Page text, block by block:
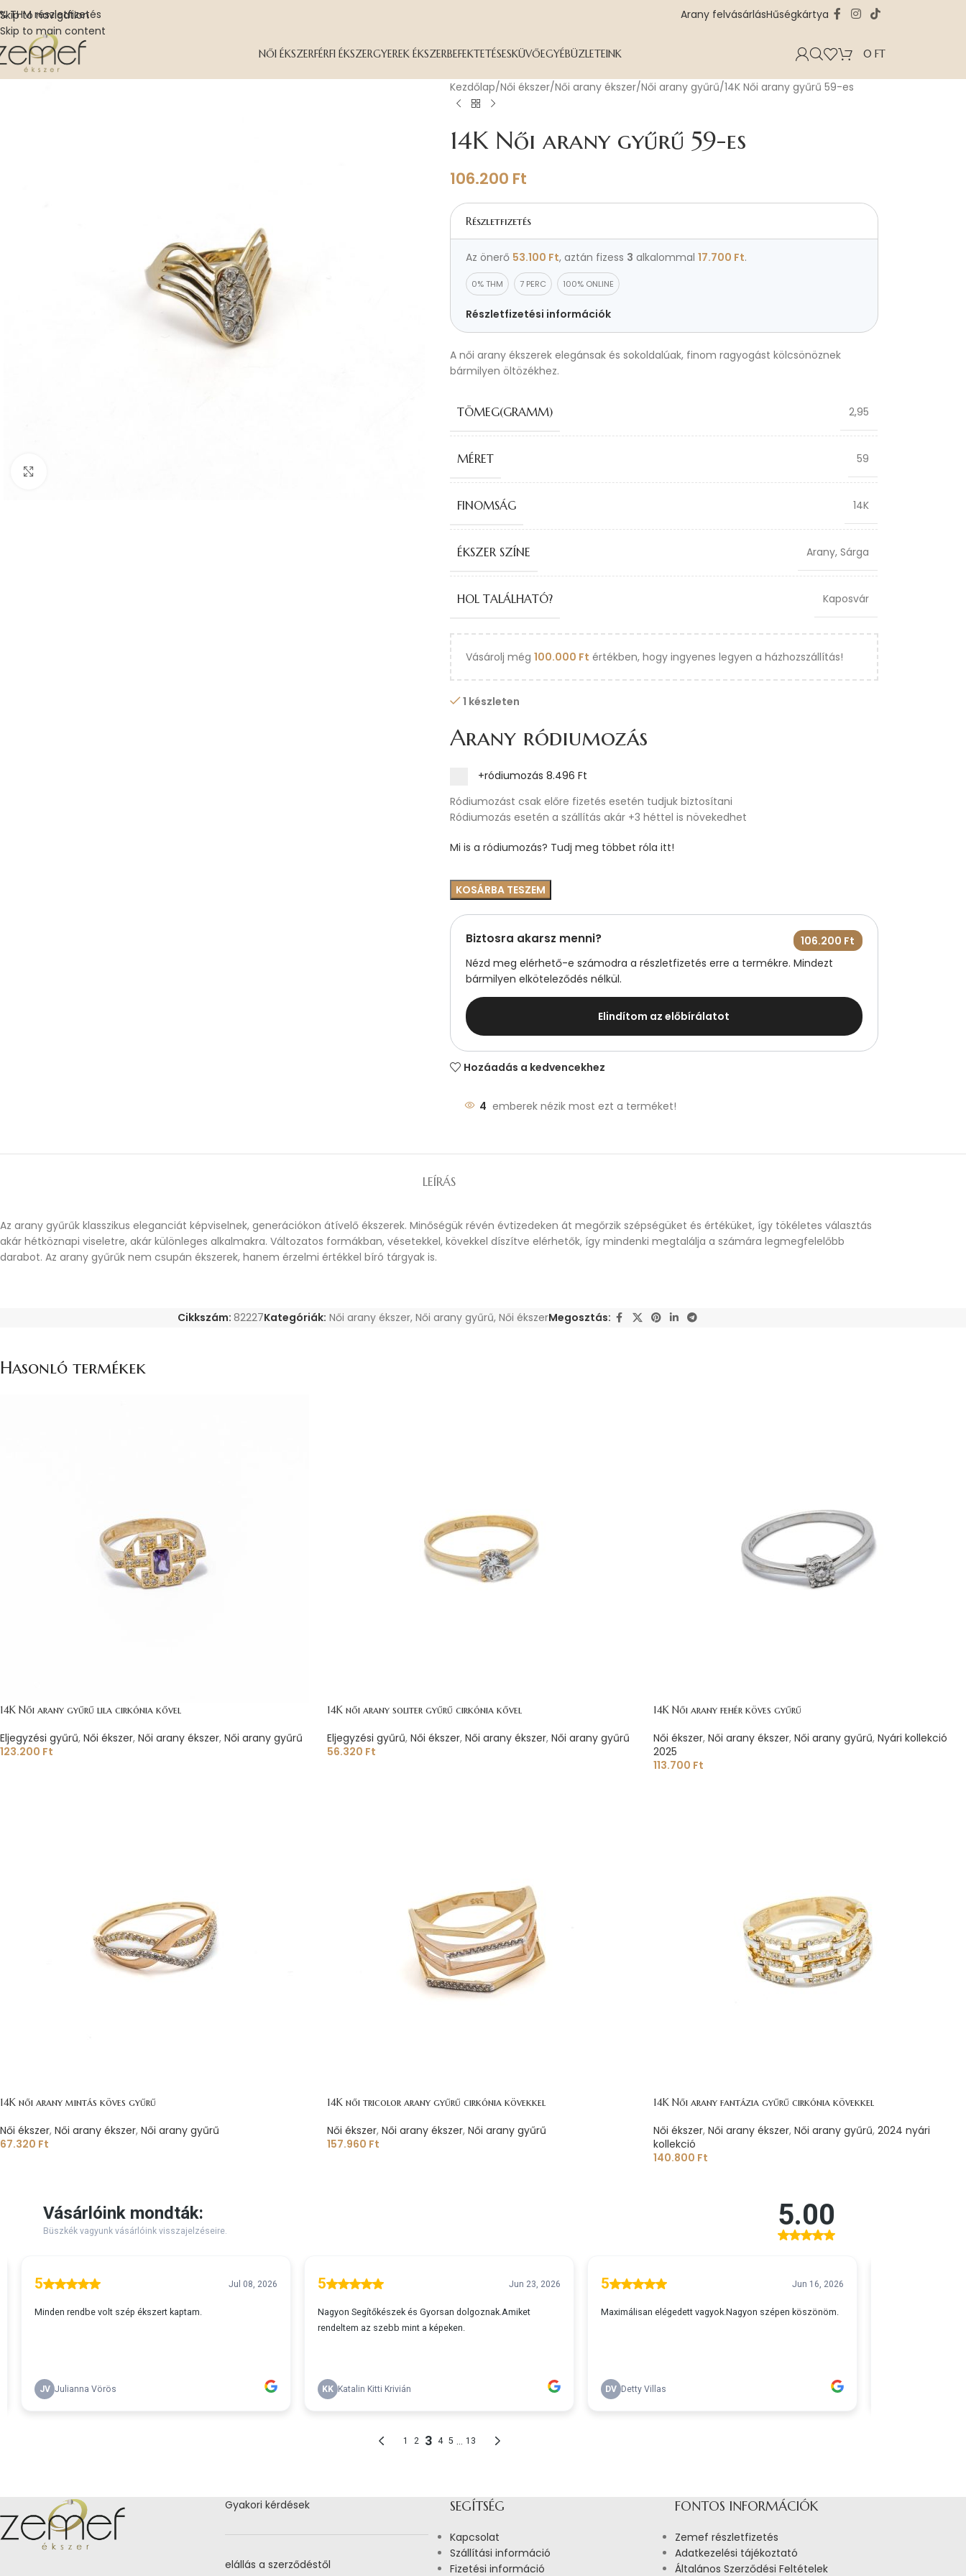
Skip to navigation
Skip to main content
THM részletfizetés Arany felvásárlásHűségkártya
NŐI ÉKSZERFÉRFI ÉKSZERGYEREK ÉKSZERBEFEKTETÉSESKÜVŐEGYÉBÜZLETEINK 0 FT
Kezdőlap Női ékszer Női arany ékszer Női arany gyűrű 14K Női arany gyűrű 59-es
14K Női arany gyűrű 59-es
106.200 Ft
Részletfizetés
Az önerő 53.100 Ft, aztán fizess 3 alkalommal 17.700 Ft.
0% THM 7 PERC 100% ONLINE
Részletfizetési információk
A női arany ékszerek elegánsak és sokoldalúak, finom ragyogást kölcsönöznek
bármilyen öltözékhez.
TÖMEG(GRAMM) 2,95
MÉRET 59
FINOMSÁG 14K
ÉKSZER SZÍNE Arany, Sárga
HOL TALÁLHATÓ? Kaposvár
Vásárolj még 100.000 Ft értékben, hogy ingyenes legyen a házhozszállítás!
1 készleten
Arany ródiumozás
+ródiumozás 8.496 Ft
Ródiumozást csak előre fizetés esetén tudjuk biztosítani
Ródiumozás esetén a szállítás akár +3 héttel is növekedhet
Mi is a ródiumozás? Tudj meg többet róla itt!
KOSÁRBA TESZEM
Biztosra akarsz menni? 106.200 Ft
Nézd meg elérhető-e számodra a részletfizetés erre a termékre. Mindezt
bármilyen elköteleződés nélkül.
Elindítom az előbírálatot
Hozáadás a kedvencekhez
4 emberek nézik most ezt a terméket!
LEÍRÁS
Az arany gyűrűk klasszikus eleganciát képviselnek, generációkon átívelő ékszerek. Minőségük révén évtizedeken át megőrzik szépségüket és értéküket, így tökéletes választás
akár hétköznapi viseletre, akár különleges alkalmakra. Változatos formákban, vésetekkel, kövekkel díszítve elérhetők, így mindenki megtalálja a számára legmegfelelőbb
darabot. Az arany gyűrűk nem csupán ékszerek, hanem érzelmi értékkel bíró tárgyak is.
Cikkszám: 82227Kategóriák: Női arany ékszer, Női arany gyűrű, Női ékszerMegosztás:
Hasonló termékek
14K Női arany gyűrű lila cirkónia kővel
Eljegyzési gyűrű, Női ékszer, Női arany ékszer, Női arany gyűrű
123.200 Ft
14K női arany soliter gyűrű cirkónia kővel
Eljegyzési gyűrű, Női ékszer, Női arany ékszer, Női arany gyűrű
56.320 Ft
14K Női arany fehér köves gyűrű
Női ékszer, Női arany ékszer, Női arany gyűrű, Nyári kollekció
2025
113.700 Ft
14K női arany mintás köves gyűrű
Női ékszer, Női arany ékszer, Női arany gyűrű
67.320 Ft
14K női tricolor arany gyűrű cirkónia kövekkel
Női ékszer, Női arany ékszer, Női arany gyűrű
157.960 Ft
14K Női arany fantázia gyűrű cirkónia kövekkel
Női ékszer, Női arany ékszer, Női arany gyűrű, 2024 nyári
kollekció
140.800 Ft
Gyakori kérdések
elállás a szerződéstől
SEGÍTSÉG
Kapcsolat
Szállítási információ
Fizetési információ
FONTOS INFORMÁCIÓK
Zemef részletfizetés
Adatkezelési tájékoztató
Általános Szerződési Feltételek